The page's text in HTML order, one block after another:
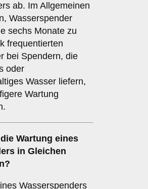
ab. Im Allgemeinen
Wasserspender
sechs Monate zu
frequentierten
bei Spendern, die
oder
Wasser liefern,
Wartung
Wartung eines
in Gleichen
Wasserspenders